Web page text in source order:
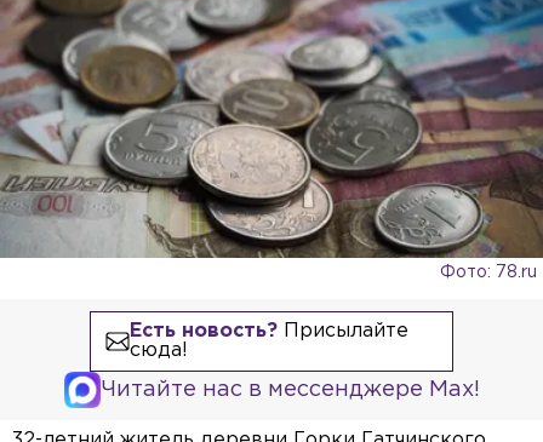
Фото: 78.ru
Есть новость?Присылайте
сюда!
Читайте нас в мессенджере Max!